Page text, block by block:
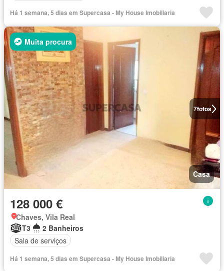
Há 1 semana, 5 dias em Supercasa - My House Imobiliaria
7fotos
Muita procura
Casa
128 000 €
Chaves, Vila Real
T3
2 Banheiros
Sala de serviços
Há 1 semana, 5 dias em Supercasa - My House Imobiliaria